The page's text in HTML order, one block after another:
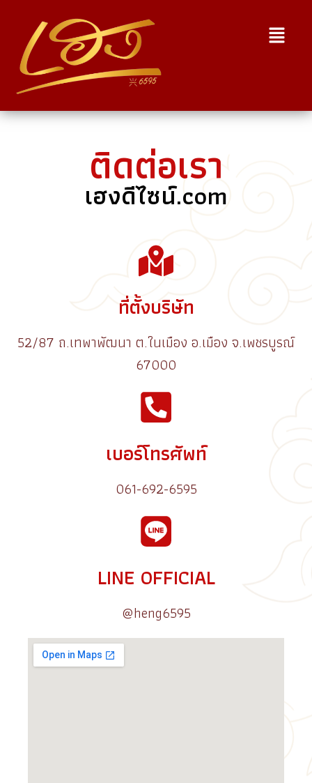
ติดต่อเรา
เฮงดีไซน์.com
ที่ตั้งบริษัท
52/87 ถ.เทพาพัฒนา ต.ในเมือง อ.เมือง จ.เพชรบูรณ์
67000
เบอร์โทรศัพท์
061-692-6595
LINE OFFICIAL
@heng6595